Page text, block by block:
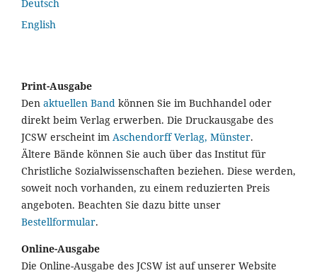
Deutsch
English
Print-Ausgabe
Den aktuellen Band können Sie im Buchhandel oder
direkt beim Verlag erwerben. Die Druckausgabe des
JCSW erscheint im Aschendorff Verlag, Münster.
Ältere Bände können Sie auch über das Institut für
Christliche Sozialwissenschaften beziehen. Diese werden,
soweit noch vorhanden, zu einem reduzierten Preis
angeboten. Beachten Sie dazu bitte unser
Bestellformular.
Online-Ausgabe
Die Online-Ausgabe des JCSW ist auf unserer Website